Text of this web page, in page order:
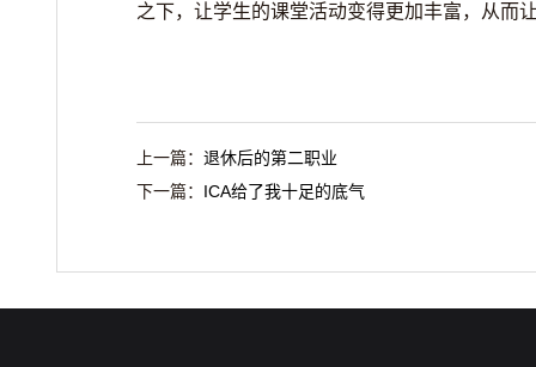
之下，让学生的课堂活动变得更加丰富，从而
上一篇： 退休后的第二职业
下一篇： ICA给了我十足的底气